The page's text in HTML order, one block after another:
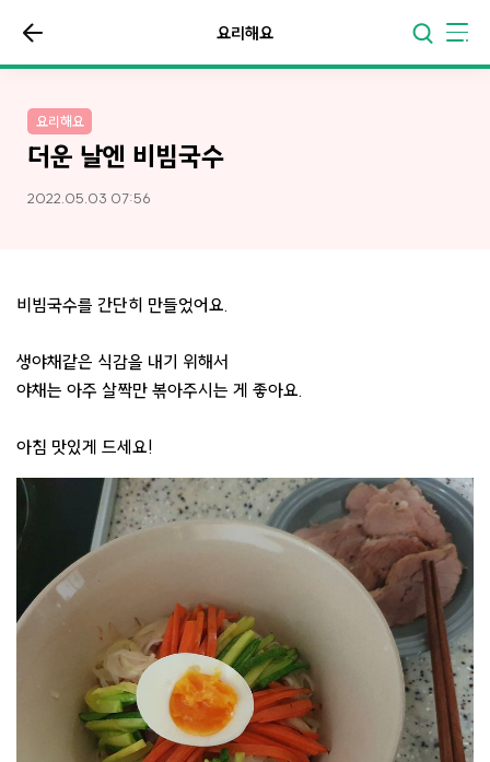
요리해요
요리해요
더운 날엔 비빔국수
2022.05.03 07:56
비빔국수를 간단히 만들었어요.
생야채같은 식감을 내기 위해서
야채는 아주 살짝만 볶아주시는 게 좋아요.
아침 맛있게 드세요!